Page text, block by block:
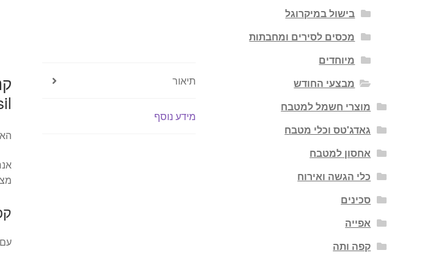
תיאור
מידע נוסף
בישול במיקרוגל
מכסים לסירים ומחבתות
מיוחדים
מבצעי החודש
מוצרי חשמל למטבח
גאדג'טס וכלי מטבח
אחסון למטבח
כלי הגשה ואירוח
סכינים
אפייה
קפה ותה